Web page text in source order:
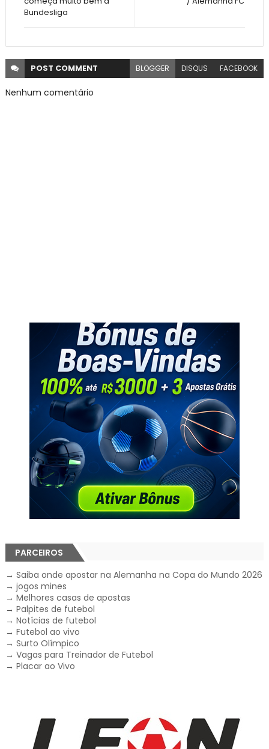
Bundesliga
POST COMMENT BLOGGER DISQUS FACEBOOK
Nenhum comentário
PARCEIROS
→ Saiba onde apostar na Alemanha na Copa do Mundo 2026
→ jogos mines
→ Melhores casas de apostas
→ Palpites de futebol
→ Notícias de futebol
→ Futebol ao vivo
→ Surto Olímpico
→ Vagas para Treinador de Futebol
→ Placar ao Vivo